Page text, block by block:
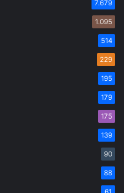
7.679
1.095
514
229
195
179
175
139
90
88